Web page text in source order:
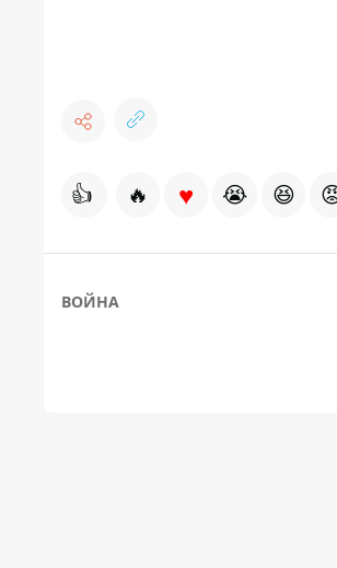
👍 🔥 ♥ 😭 😆
ВОЙНА